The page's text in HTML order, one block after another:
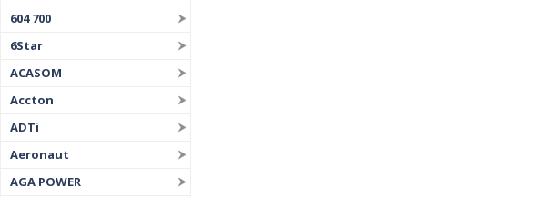
604 700
6Star
ACASOM
Accton
ADTi
Aeronaut
AGA POWER